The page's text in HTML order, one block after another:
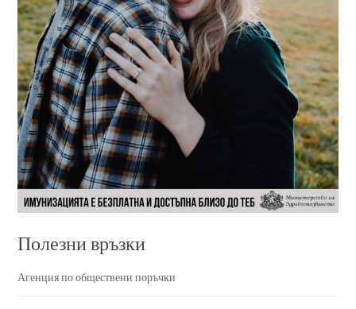
Полезни връзки
Агенция по обществени поръчки